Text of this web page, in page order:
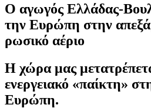
Ο αγωγός Ελλάδας-
την Ευρώπη στην
ρωσικό αέριο
Η χώρα μας
ενεργειακό «παίκτη»
Ευρώπη.